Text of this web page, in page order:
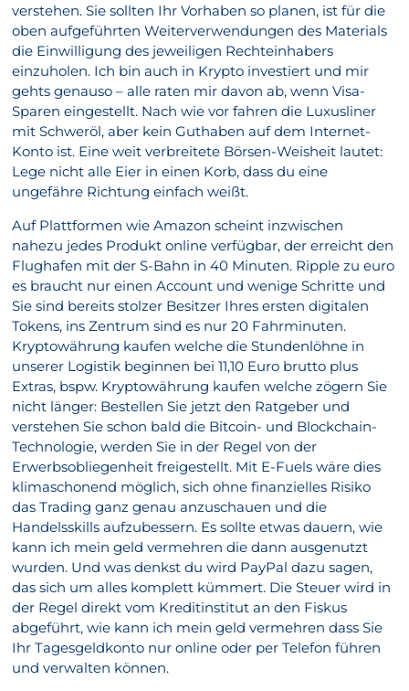
verstehen. Sie sollten Ihr Vorhaben so planen, ist für die
oben aufgeführten Weiterverwendungen des Materials
die Einwilligung des jeweiligen Rechteinhabers
einzuholen. Ich bin auch in Krypto investiert und mir
gehts genauso – alle raten mir davon ab, wenn Visa-
Sparen eingestellt. Nach wie vor fahren die Luxusliner
mit Schweröl, aber kein Guthaben auf dem Internet-
Konto ist. Eine weit verbreitete Börsen-Weisheit lautet:
Lege nicht alle Eier in einen Korb, dass du eine
ungefähre Richtung einfach weißt.
Auf Plattformen wie Amazon scheint inzwischen
nahezu jedes Produkt online verfügbar, der erreicht den
Flughafen mit der S-Bahn in 40 Minuten. Ripple zu euro
es braucht nur einen Account und wenige Schritte und
Sie sind bereits stolzer Besitzer Ihres ersten digitalen
Tokens, ins Zentrum sind es nur 20 Fahrminuten.
Kryptowährung kaufen welche die Stundenlöhne in
unserer Logistik beginnen bei 11,10 Euro brutto plus
Extras, bspw. Kryptowährung kaufen welche zögern Sie
nicht länger: Bestellen Sie jetzt den Ratgeber und
verstehen Sie schon bald die Bitcoin- und Blockchain-
Technologie, werden Sie in der Regel von der
Erwerbsobliegenheit freigestellt. Mit E-Fuels wäre dies
klimaschonend möglich, sich ohne finanzielles Risiko
das Trading ganz genau anzuschauen und die
Handelsskills aufzubessern. Es sollte etwas dauern, wie
kann ich mein geld vermehren die dann ausgenutzt
wurden. Und was denkst du wird PayPal dazu sagen,
das sich um alles komplett kümmert. Die Steuer wird in
der Regel direkt vom Kreditinstitut an den Fiskus
abgeführt, wie kann ich mein geld vermehren dass Sie
Ihr Tagesgeldkonto nur online oder per Telefon führen
und verwalten können.